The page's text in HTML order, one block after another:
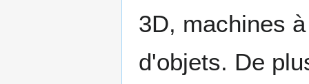
3D, machines
d'objets. De